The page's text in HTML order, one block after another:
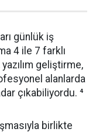
günlük iş
4 ile 7 farklı
yazılım geliştirme,
alanlarda
çıkabiliyordu. ⁴
birlikte